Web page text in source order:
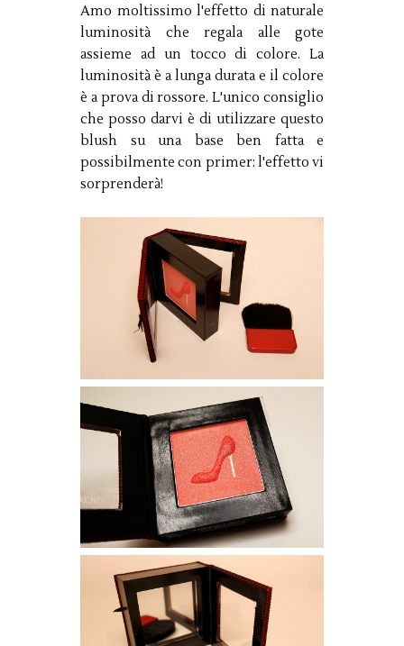
Amo moltissimo l'effetto di naturale
luminosità che regala alle gote
assieme ad un tocco di colore. La
luminosità è a lunga durata e il colore
è a prova di rossore. L'unico consiglio
che posso darvi è di utilizzare questo
blush su una base ben fatta e
possibilmente con primer: l'effetto vi
sorprenderà!